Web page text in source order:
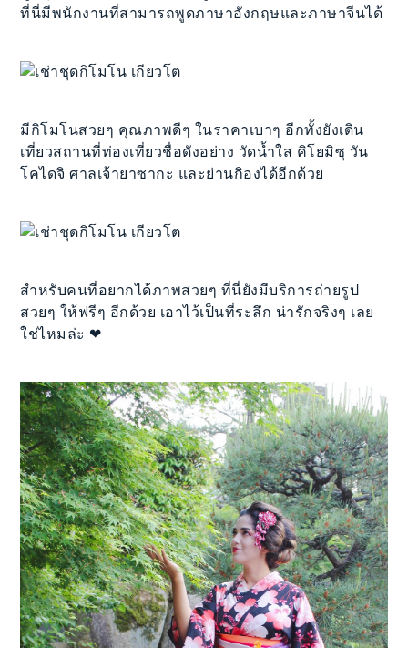
ที่นี่มีพนักงานที่สามารถพูดภาษาอังกฤษและภาษาจีนได้
มีกิโมโนสวยๆ คุณภาพดีๆ ในราคาเบาๆ อีกทั้งยังเดิน
เที่ยวสถานที่ท่องเที่ยวชื่อดังอย่าง วัดน้ำใส คิโยมิซุ วัน
โคไดจิ ศาลเจ้ายาซากะ และย่านกิองได้อีกด้วย
สำหรับคนที่อยากได้ภาพสวยๆ ที่นี่ยังมีบริการถ่ายรูป
สวยๆ ให้ฟรีๆ อีกด้วย เอาไว้เป็นที่ระลึก น่ารักจริงๆ เลย
ใช่ไหมล่ะ ❤